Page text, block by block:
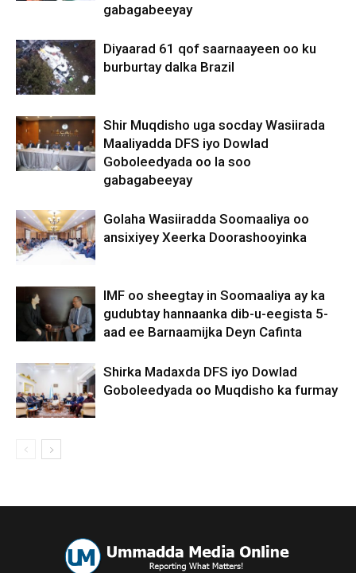
gabagabeeyay
Diyaarad 61 qof saarnaayeen oo ku
burburtay dalka Brazil
Shir Muqdisho uga socday Wasiirada
Maaliyadda DFS iyo Dowlad
Goboleedyada oo la soo
gabagabeeyay
Golaha Wasiiradda Soomaaliya oo
ansixiyey Xeerka Doorashooyinka
IMF oo sheegtay in Soomaaliya ay ka
gudubtay hannaanka dib-u-eegista 5-
aad ee Barnaamijka Deyn Cafinta
Shirka Madaxda DFS iyo Dowlad
Goboleedyada oo Muqdisho ka furmay